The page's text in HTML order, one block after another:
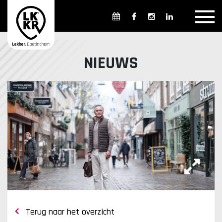
Overzicht winkels
Openingsdagen en -tijden
Weekmarkten
Overzicht Cultuur & Musea
Parkeren in Doetinchem
Openbaar vervoer
Gratis Shuttle
FAQ
NIEUWS
Terug naar het overzicht